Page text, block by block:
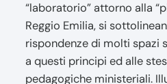
“laboratorio” attorno alla
Reggio Emilia, si
rispondenze di molti spazi
a questi principi ed alle
pedagogiche ministeriali.